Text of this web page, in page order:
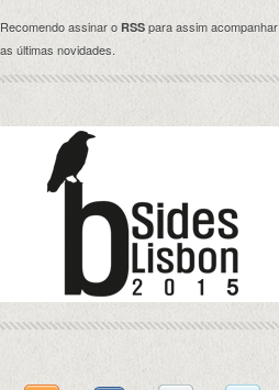
Recomendo assinar o RSS para assim acompanhar
as últimas novidades.